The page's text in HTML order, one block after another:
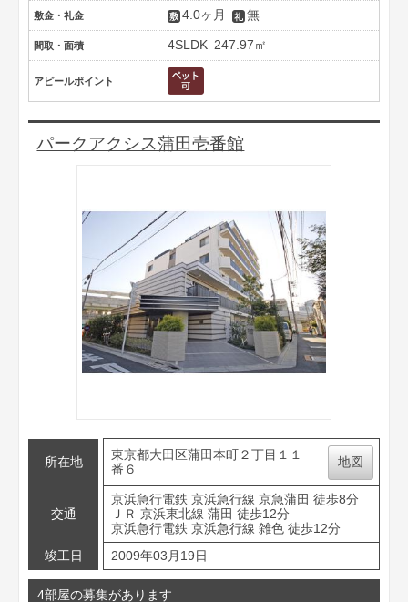
敷金・礼金 4.0ヶ月 無
間取・面積 4SLDK 247.97㎡
アピールポイント
パークアクシス蒲田壱番館
所在地
東京都大田区蒲田本町２丁目１１
番６
地図
交通
京浜急行電鉄 京浜急行線 京急蒲田 徒歩8分
ＪＲ 京浜東北線 蒲田 徒歩12分
京浜急行電鉄 京浜急行線 雑色 徒歩12分
竣工日
2009年03月19日
4部屋の募集があります